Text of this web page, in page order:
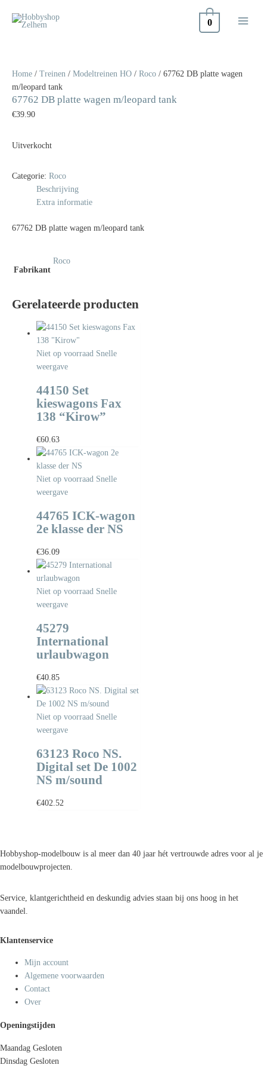
naar
0
Home / Treinen / Modeltreinen HO / Roco / 67762 DB platte wagen
m/leopard tank
67762 DB platte wagen m/leopard tank
€39.90
Uitverkocht
Categorie: Roco
Beschrijving
Extra informatie
67762 DB platte wagen m/leopard tank
Fabrikant
Roco
Gerelateerde producten
Niet op voorraad Snelle
weergave
44150 Set
kieswagons Fax
138 “Kirow”
€60.63
Niet op voorraad Snelle
weergave
44765 ICK-wagon
2e klasse der NS
€36.09
Niet op voorraad Snelle
weergave
45279
International
urlaubwagon
€40.85
Niet op voorraad Snelle
weergave
63123 Roco NS.
Digital set De 1002
NS m/sound
€402.52
Hobbyshop-modelbouw is al meer dan 40 jaar hét vertrouwde adres voor al je
modelbouwprojecten.
Service, klantgerichtheid en deskundig advies staan bij ons hoog in het
vaandel.
Klantenservice
Mijn account
Algemene voorwaarden
Contact
Over
Openingstijden
Maandag Gesloten
Dinsdag Gesloten